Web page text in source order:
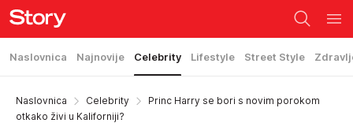
Naslovnica Najnovije Celebrity Lifestyle Street Style
Naslovnica Celebrity
Princ Harry se bori s novim porokom
otkako živi u Kaliforniji?